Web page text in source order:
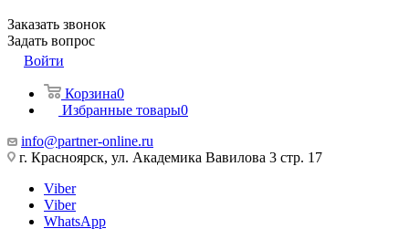
Заказать звонок
Задать вопрос
Войти
Корзина0
Избранные товары0
info@partner-online.ru
г. Красноярск, ул. Академика Вавилова 3 стр. 17
Viber
Viber
WhatsApp